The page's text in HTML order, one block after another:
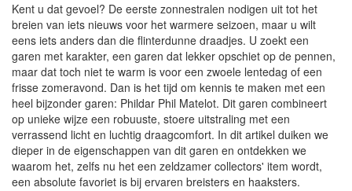
Kent u dat gevoel? De eerste zonnestralen nodigen uit tot het
breien van iets nieuws voor het warmere seizoen, maar u wilt
eens iets anders dan die flinterdunne draadjes. U zoekt een
garen met karakter, een garen dat lekker opschiet op de pennen,
maar dat toch niet te warm is voor een zwoele lentedag of een
frisse zomeravond. Dan is het tijd om kennis te maken met een
heel bijzonder garen: Phildar Phil Matelot. Dit garen combineert
op unieke wijze een robuuste, stoere uitstraling met een
verrassend licht en luchtig draagcomfort. In dit artikel duiken we
dieper in de eigenschappen van dit garen en ontdekken we
waarom het, zelfs nu het een zeldzamer collectors' item wordt,
een absolute favoriet is bij ervaren breisters en haaksters.